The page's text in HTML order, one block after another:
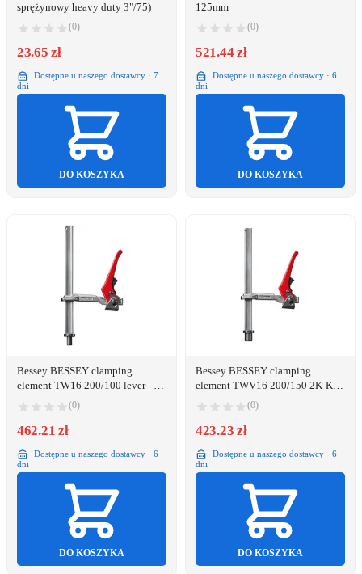
sprężynowy heavy duty 3"/75)
(0)
23.65 zł
Dostępne u naszego dostawcy · 7
dni
DO KOSZYKA
125mm
(0)
521.44 zł
Dostępne u naszego dostawcy · 6
dni
DO KOSZYKA
Bessey BESSEY clamping
element TW16 200/100 lever - for
welding tables (lever)
(0)
462.21 zł
Dostępne u naszego dostawcy · 6
dni
DO KOSZYKA
Bessey BESSEY clamping
element TWV16 200/150 2K-Kst
- for welding tables with variable
projection
(0)
423.23 zł
Dostępne u naszego dostawcy · 6
dni
DO KOSZYKA